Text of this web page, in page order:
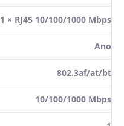
1 × RJ45 10/100/1000 Mbps
Ano
802.3af/at/bt
10/100/1000 Mbps